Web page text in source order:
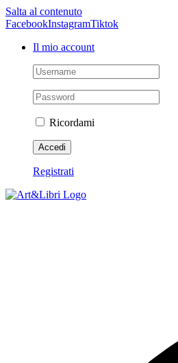
Salta al contenuto
FacebookInstagramTiktok
Il mio account
Ricordami
Registrati